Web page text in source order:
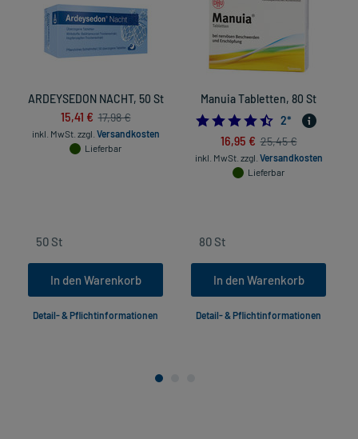
ARDEYSEDON NACHT, 50 St
15,41 € 17,98 €
inkl. MwSt. zzgl. Versandkosten
Lieferbar
In den Warenkorb
Detail- & Pflichtinformationen
Manuia Tabletten, 80 St
4.5
2*
16,95 € 25,45 €
inkl. MwSt. zzgl. Versandkosten
Lieferbar
In den Warenkorb
Detail- & Pflichtinformationen